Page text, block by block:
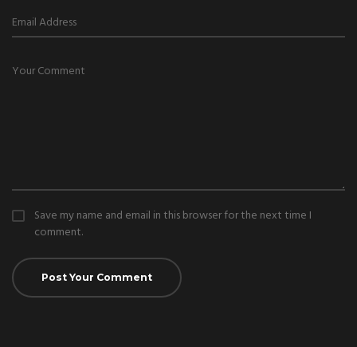
Save my name and email in this browser for the next time I
comment.